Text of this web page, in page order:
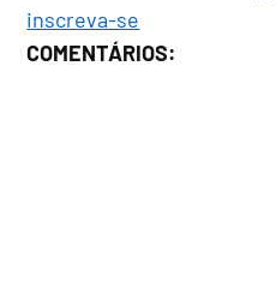
inscreva-se
COMENTÁRIOS: